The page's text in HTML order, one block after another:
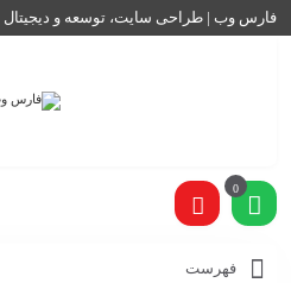
فارس وب | طراحی سایت، توسعه و دیجیتال
0
فهرست